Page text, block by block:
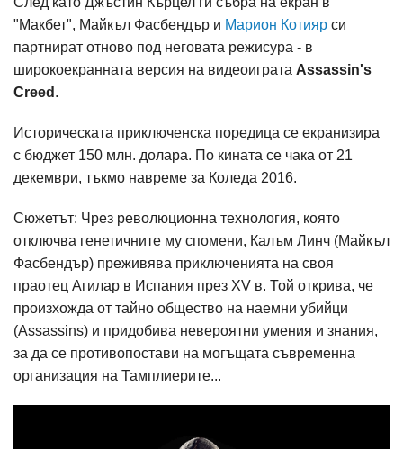
"Макбет", Майкъл Фасбендър и Марион Котияр си
партнират отново под неговата режисура - в
широкоекранната версия на видеоиграта Assassin's
Creed .
Историческата приключенска поредица се екранизира
с бюджет 150 млн. долара. По кината се чака от 21
декември, тъкмо навреме за Коледа 2016.
Сюжетът: Чрез революционна технология, която
отключва генетичните му спомени, Калъм Линч (Майкъл
Фасбендър) преживява приключенията на своя
праотец Агилар в Испания през XV в. Той открива, че
произхожда от тайно общество на наемни убийци
(Assassins) и придобива невероятни умения и знания,
за да се противопостави на могъщата съвременна
организация на Тамплиерите...